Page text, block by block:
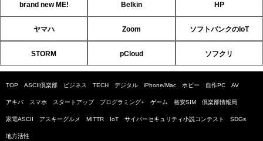
brand new ME! Belkin HP
ヤマハ Zoom ソフトバンクのIoT
STORM pCloud ソフクリ
TOP ASCII倶楽部 ビジネス TECH デジタル iPhone/Mac ホビー 自作PC AV
アキバ スマホ スタートアップ プログラミング+ ゲーム 格安SIM 倶楽部情報局
家電ASCII アスキーグルメ MITTR IoT サイバーセキュリティ小説コンテスト SDGs
地方活性